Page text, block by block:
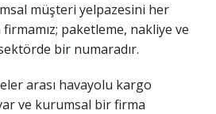
müşteri yelpazesini her
paketleme, nakliye ve
bir numaradır.
arası havayolu kargo
ve kurumsal bir firma